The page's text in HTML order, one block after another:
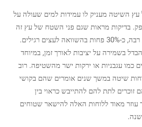
השיטה מעניק לו עמידות למים שעולה על
בדיקות מראות שגם פני השטח של עץ זה
אינם סופגים כמות לחות רבה, כ-30% פחות בהשוואה לעצים רגילים.
בשמירה על יציבות לאורך זמן, במיוחד
כמו עגבניות או ירקות ישר מהשטיפה. רוב
שיטה במשך שנים אומרים שהם בקושי
זוכרים לתת להם להתייבש כראוי בין
מאוד ללוחות האלה להישאר שטוחים
שנה.